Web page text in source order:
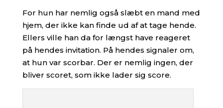
For hun har nemlig også slæbt en mand med
hjem, der ikke kan finde ud af at tage hende.
Ellers ville han da for længst have reageret
på hendes invitation. På hendes signaler om,
at hun var scorbar. Der er nemlig ingen, der
bliver scoret, som ikke lader sig score.